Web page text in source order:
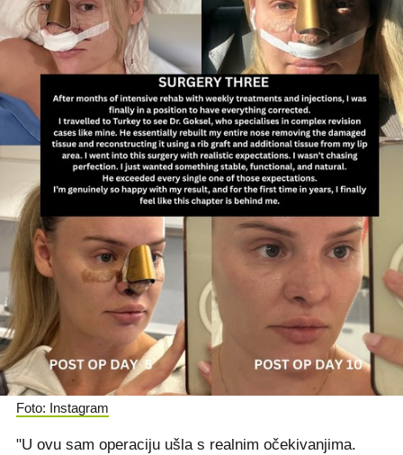
Foto: Instagram
"U ovu sam operaciju ušla s realnim očekivanjima.